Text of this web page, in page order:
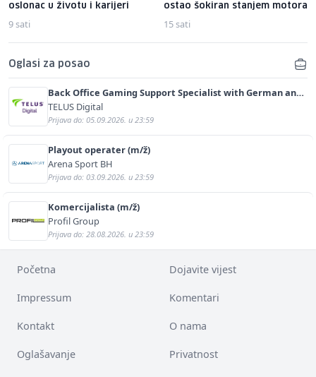
oslonac u životu i karijeri
9 sati
ostao šokiran stanjem motora
15 sati
Oglasi za posao
Back Office Gaming Support Specialist with German and
English (m/f)
TELUS Digital
Prijava do: 05.09.2026. u 23:59
Playout operater (m/ž)
Arena Sport BH
Prijava do: 03.09.2026. u 23:59
Komercijalista (m/ž)
Profil Group
Prijava do: 28.08.2026. u 23:59
Početna Dojavite vijest
Impressum Komentari
Kontakt O nama
Oglašavanje Privatnost